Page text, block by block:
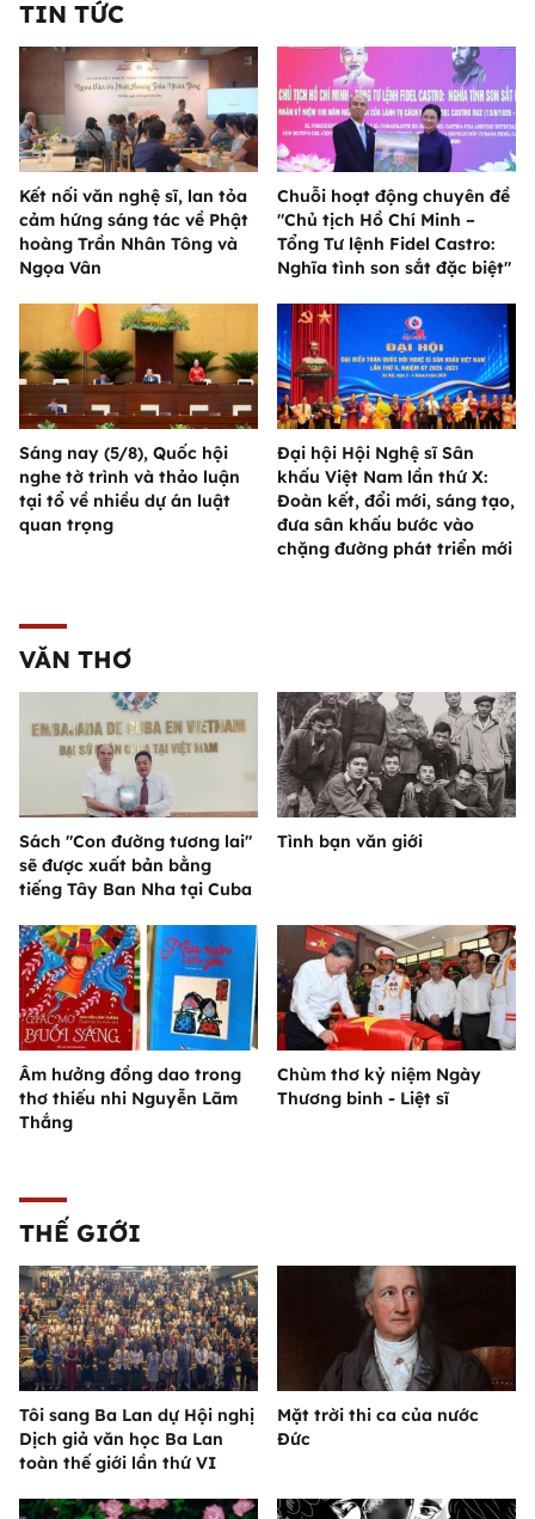
TIN TỨC
Kết nối văn nghệ sĩ, lan tỏa
cảm hứng sáng tác về Phật
hoàng Trần Nhân Tông và
Ngọa Vân
Chuỗi hoạt động chuyên đề
"Chủ tịch Hồ Chí Minh –
Tổng Tư lệnh Fidel Castro:
Nghĩa tình son sắt đặc biệt"
Sáng nay (5/8), Quốc hội
nghe tờ trình và thảo luận
tại tổ về nhiều dự án luật
quan trọng
Đại hội Hội Nghệ sĩ Sân
khấu Việt Nam lần thứ X:
Đoàn kết, đổi mới, sáng tạo,
đưa sân khấu bước vào
chặng đường phát triển mới
VĂN THƠ
Sách "Con đường tương lai"
sẽ được xuất bản bằng
tiếng Tây Ban Nha tại Cuba
Tình bạn văn giới
Âm hưởng đồng dao trong
thơ thiếu nhi Nguyễn Lãm
Thắng
Chùm thơ kỷ niệm Ngày
Thương binh - Liệt sĩ
THẾ GIỚI
Tôi sang Ba Lan dự Hội nghị
Dịch giả văn học Ba Lan
toàn thế giới lần thứ VI
Mặt trời thi ca của nước
Đức